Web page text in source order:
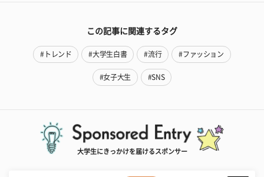
この記事に関連するタグ
#トレンド #大学生白書 #流行 #ファッション
#女子大生 #SNS
大学生にきっかけを届けるスポンサー